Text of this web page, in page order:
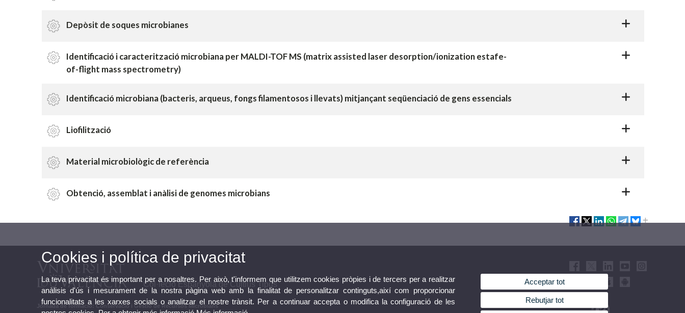
Depòsit de soques microbianes
Identificació i caracterització microbiana per MALDI-TOF MS (matrix assisted laser desorption/ionization estafe-
of-flight mass spectrometry)
Identificació microbiana (bacteris, arqueus, fongs filamentosos i llevats) mitjançant seqüenciació de gens essencials
Liofilització
Material microbiològic de referència
Obtenció, assemblat i anàlisi de genomes microbians
Col·leció Espanyola de Cultius Tipus
Jornada de formació: Conservació i Gestió de Recursos Microbians
Cookies i política de privacitat
La teva privacitat és important per a nosaltres. Per això, t'informem que utilitzem cookies pròpies i de tercers per a realitzar
anàlisis d'ús i mesurament de la nostra pàgina web amb la finalitat de personalitzar continguts,així com proporcionar
funcionalitats a les xarxes socials o analitzar el nostre trànsit. Per a continuar accepta o modifica la configuració de les
Acceptar tot
Rebutjar tot